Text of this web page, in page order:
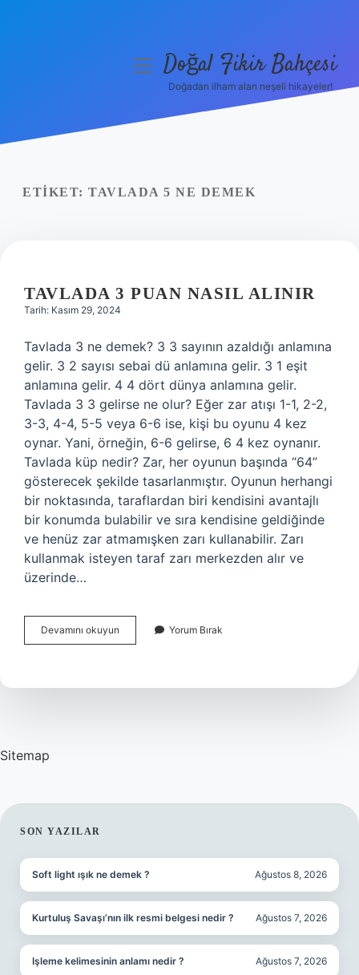
Yasal Uyarı
menüyüDoğal Fikir Bahçesi
Doğadan ilham alan neşeli hikayeler!
ETIKET: TAVLADA 5 NE DEMEK
TAVLADA 3 PUAN NASIL ALINIR
Tarih: Kasım 29, 2024
Tavlada 3 ne demek? 3 3 sayının azaldığı anlamına
gelir. 3 2 sayısı sebai dü anlamına gelir. 3 1 eşit
anlamına gelir. 4 4 dört dünya anlamına gelir.
Tavlada 3 3 gelirse ne olur? Eğer zar atışı 1-1, 2-2,
3-3, 4-4, 5-5 veya 6-6 ise, kişi bu oyunu 4 kez
oynar. Yani, örneğin, 6-6 gelirse, 6 4 kez oynanır.
Tavlada küp nedir? Zar, her oyunun başında “64”
gösterecek şekilde tasarlanmıştır. Oyunun herhangi
bir noktasında, taraflardan biri kendisini avantajlı
bir konumda bulabilir ve sıra kendisine geldiğinde
ve henüz zar atmamışken zarı kullanabilir. Zarı
kullanmak isteyen taraf zarı merkezden alır ve
üzerinde…
Devamını okuyun
3
Alınır
Yorum Bırak
Sitemap
SIDEBAR
SON YAZILAR
Soft light ışık ne demek ? Ağustos 8, 2026
Kurtuluş Savaşı’nın ilk resmi belgesi nedir ? Ağustos 7, 2026
Işleme kelimesinin anlamı nedir ? Ağustos 7, 2026